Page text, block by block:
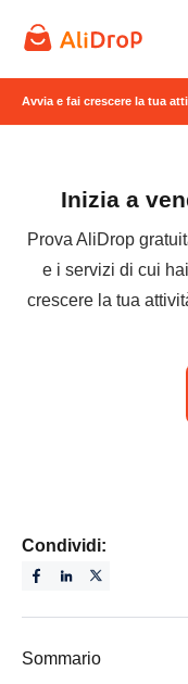
Avvia e fai crescere la tua
Inizia a
Prova AliDrop
e i servizi di cui
crescere la tua
Condividi:
Sommario